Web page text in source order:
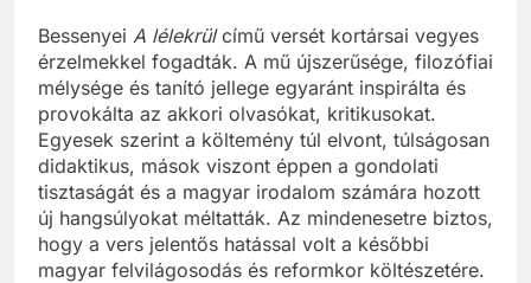
Bessenyei A lélekrülcímű versét kortársai vegyes
érzelmekkel fogadták. A mű újszerűsége, filozófiai
mélysége és tanító jellege egyaránt inspirálta és
provokálta az akkori olvasókat, kritikusokat.
Egyesek szerint a költemény túl elvont, túlságosan
didaktikus, mások viszont éppen a gondolati
tisztaságát és a magyar irodalom számára hozott
új hangsúlyokat méltatták. Az mindenesetre biztos,
hogy a vers jelentős hatással volt a későbbi
magyar felvilágosodás és reformkor költészetére.